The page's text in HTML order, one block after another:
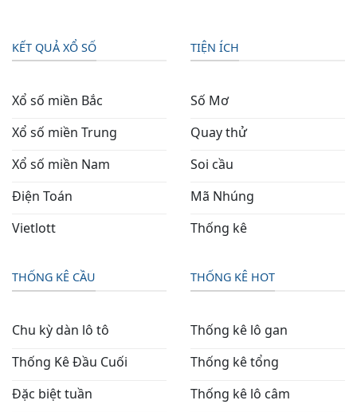
KẾT QUẢ XỔ SỐ
Xổ số miền Bắc
Xổ số miền Trung
Xổ số miền Nam
Điện Toán
Vietlott
TIỆN ÍCH
Số Mơ
Quay thử
Soi cầu
Mã Nhúng
Thống kê
THỐNG KÊ CẦU
Chu kỳ dàn lô tô
Thống Kê Đầu Cuối
Đặc biệt tuần
THỐNG KÊ HOT
Thống kê lô gan
Thống kê tổng
Thống kê lô câm